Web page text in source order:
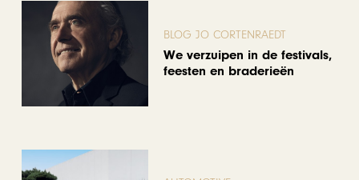
BLOG JO CORTENRAEDT
We verzuipen in de festivals,
feesten en braderieën